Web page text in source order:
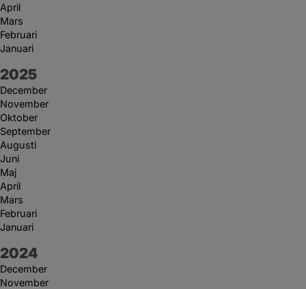
April
Mars
Februari
Januari
År:
2025
December
November
Oktober
September
Augusti
Juni
Maj
April
Mars
Februari
Januari
År:
2024
December
November